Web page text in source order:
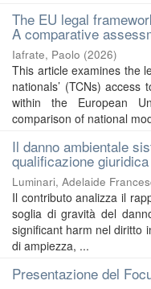
The EU legal
A comparative
Iafrate, Paolo (2026)
This article examines the
nationals’ (TCNs)
within the European
comparison of national
Il danno ambientale
qualificazione
Luminari, Adelaide
Il contributo analizza il
soglia di gravità del
significant harm nel diritto
di ampiezza, ...
Presentazione del